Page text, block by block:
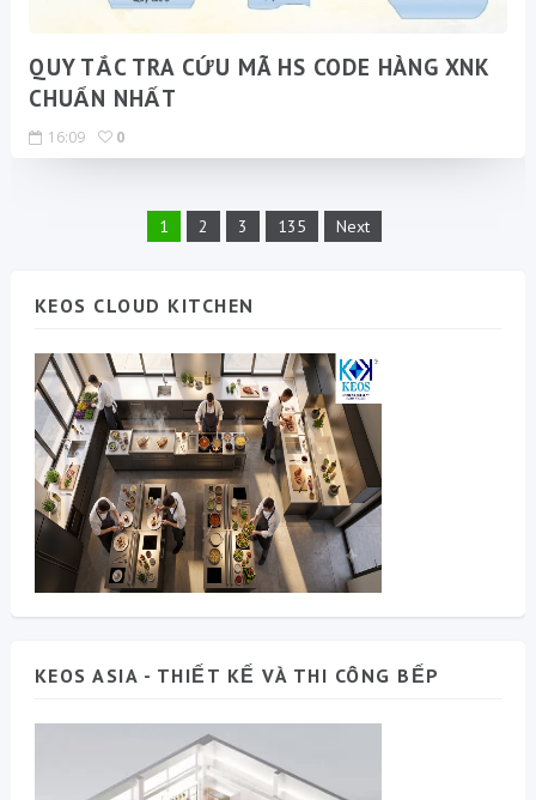
QUY TẮC TRA CỨU MÃ HS CODE HÀNG XNK
CHUẨN NHẤT
16:09 0
1 2 3 135 Next
KEOS CLOUD KITCHEN
KEOS ASIA - THIẾT KẾ VÀ THI CÔNG BẾP